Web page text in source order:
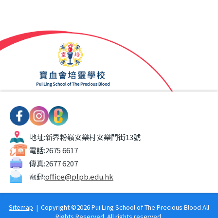
地址:新界粉嶺安樂村安樂門街13號
電話:2675 6617
傳真:2677 6207
電郵:office@plpb.edu.hk
Sitemap | Copyright ©2026 Pui Ling School of The Precious Blood All